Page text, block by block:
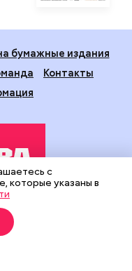
бумажные издания
Контакты
Департамента
города Москвы.
технологии
информации
с
которые указаны в